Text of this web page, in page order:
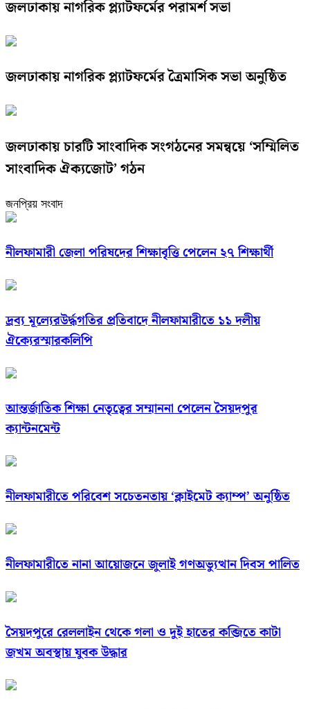
জলঢাকায় নাগরিক প্ল্যাটফর্মের পরামর্শ সভা
জলঢাকায় নাগরিক প্ল্যাটফর্মের ত্রৈমাসিক সভা অনুষ্ঠিত
জলঢাকায় চারটি সাংবাদিক সংগঠনের সমন্বয়ে ‘সম্মিলিত
সাংবাদিক ঐক্যজোট’ গঠন
জনপ্রিয় সংবাদ
নীলফামারী জেলা পরিষদের শিক্ষাবৃত্তি পেলেন ২৭ শিক্ষার্থী
দ্রব্য মূল্যেরউর্দ্ধগতির প্রতিবাদে নীলফামারীতে ১১ দলীয়
ঐক্যেরস্মারকলিপি
আন্তর্জাতিক শিক্ষা নেতৃত্বের সম্মাননা পেলেন সৈয়দপুর
ক্যান্টনমেন্ট
নীলফামারীতে পরিবেশ সচেতনতায় ‘ক্লাইমেট ক্যাম্প’ অনুষ্ঠিত
নীলফামারীতে নানা আয়োজনে জুলাই গণঅভ্যুত্থান দিবস পালিত
সৈয়দপুরে রেললাইন থেকে গলা ও দুই হাতের কব্জিতে কাটা
জখম অবস্থায় যুবক উদ্ধার